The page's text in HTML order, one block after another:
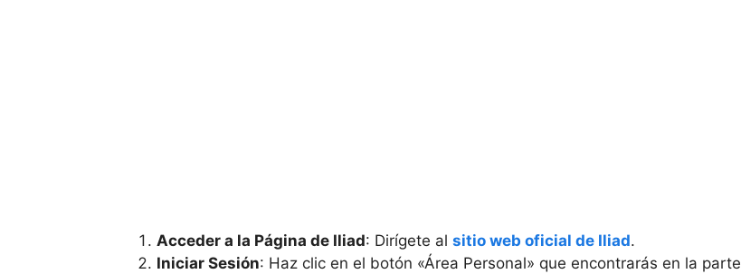
Acceder a la Página de Iliad: Dirígete al sitio web oficial de Iliad.
Iniciar Sesión: Haz clic en el botón «Área Personal» que encontrarás en la parte